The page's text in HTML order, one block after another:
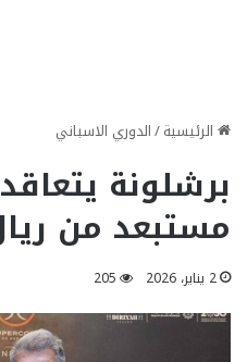
الرئيسية/الدوري الاسباني
برشلونة
مستبعد من
2 يناير، 2026 205